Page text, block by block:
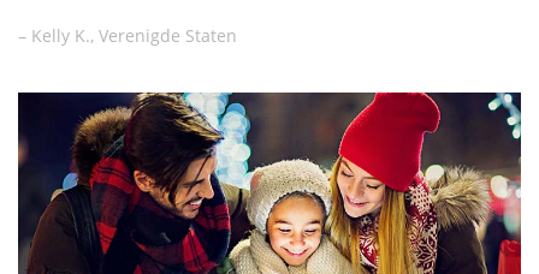
– Kelly K., Verenigde Staten